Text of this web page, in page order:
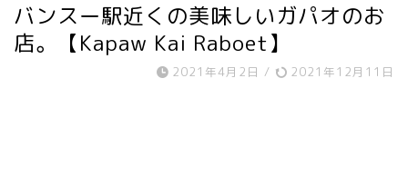
バンスー駅近くの美味しいガパオのお
店。【Kapaw Kai Raboet】
2021年4月2日 / 2021年12月11日